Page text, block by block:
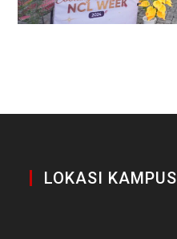
LOKASI KAMPUS